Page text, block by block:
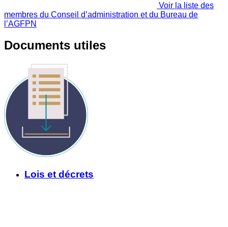
Voir la liste des
membres du Conseil d’administration et du Bureau de
l’AGFPN
Documents utiles
Lois et décrets